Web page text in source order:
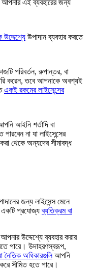
আপনার এই ব্যবহারের জন্য
উদ্দেশ্যে উপাদান ব্যবহার করতে
পরিবর্তন, রুপান্তর, বা
করেন, তবে আপনাকে অবশ্যই
একই রকমের লাইসেন্সের
আইনি শর্তাদি বা
না যা লাইসেন্সের
থেকে অন্যদের সীমাবদ্ধ
জন্য লাইসেন্স মেনে
একটি প্রযোজ্যব্যতিক্রম বা
উদ্দেশ্যে ব্যবহার করার
পারে। উদাহরণস্বরূপ,
নৈতিক অধিকারগুলিআপনি
সীমিত হতে পারে।